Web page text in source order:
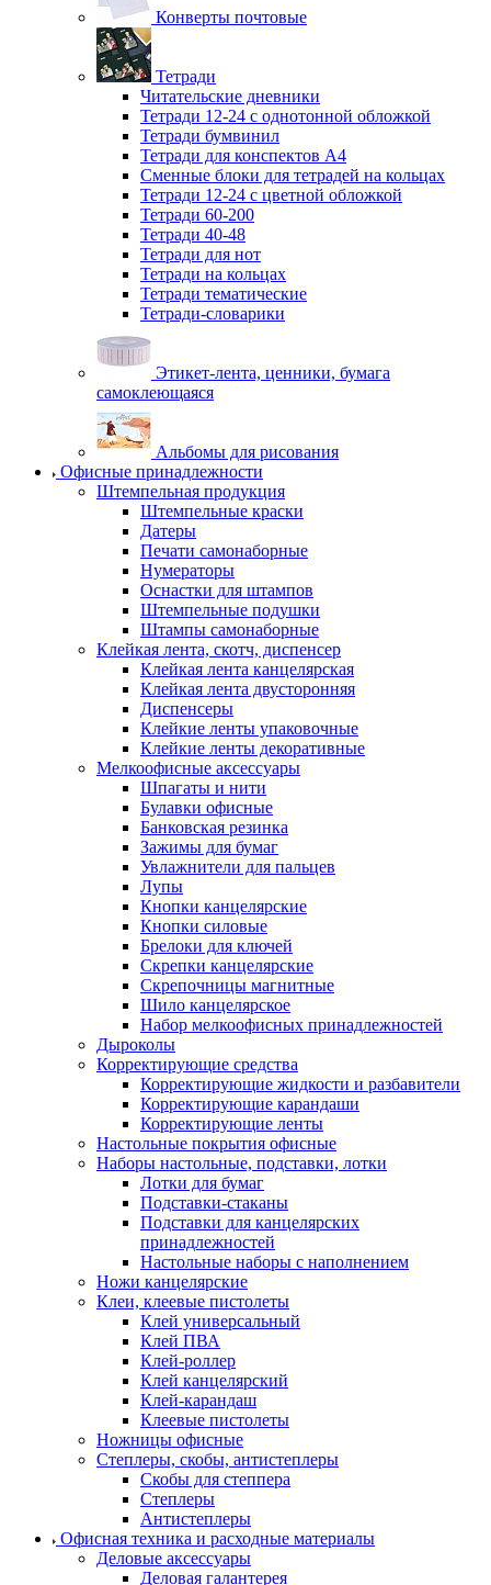
Конверты почтовые
Тетради
Читательские дневники
Тетради 12-24 с однотонной обложкой
Тетради бумвинил
Тетради для конспектов А4
Сменные блоки для тетрадей на кольцах
Тетради 12-24 с цветной обложкой
Тетради 60-200
Тетради 40-48
Тетради для нот
Тетради на кольцах
Тетради тематические
Тетради-словарики
Этикет-лента, ценники, бумага
самоклеющаяся
Альбомы для рисования
Офисные принадлежности
Штемпельная продукция
Штемпельные краски
Датеры
Печати самонаборные
Нумераторы
Оснастки для штампов
Штемпельные подушки
Штампы самонаборные
Клейкая лента, скотч, диспенсер
Клейкая лента канцелярская
Клейкая лента двусторонняя
Диспенсеры
Клейкие ленты упаковочные
Клейкие ленты декоративные
Мелкоофисные аксессуары
Шпагаты и нити
Булавки офисные
Банковская резинка
Зажимы для бумаг
Увлажнители для пальцев
Лупы
Кнопки канцелярские
Кнопки силовые
Брелоки для ключей
Скрепки канцелярские
Скрепочницы магнитные
Шило канцелярское
Набор мелкоофисных принадлежностей
Дыроколы
Корректирующие средства
Корректирующие жидкости и разбавители
Корректирующие карандаши
Корректирующие ленты
Настольные покрытия офисные
Наборы настольные, подставки, лотки
Лотки для бумаг
Подставки-стаканы
Подставки для канцелярских
принадлежностей
Настольные наборы с наполнением
Ножи канцелярские
Клеи, клеевые пистолеты
Клей универсальный
Клей ПВА
Клей-роллер
Клей канцелярский
Клей-карандаш
Клеевые пистолеты
Ножницы офисные
Степлеры, скобы, антистеплеры
Скобы для степпера
Степлеры
Антистеплеры
Офисная техника и расходные материалы
Деловые аксессуары
Деловая галантерея